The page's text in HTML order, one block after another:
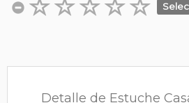
Detalle de Estuche